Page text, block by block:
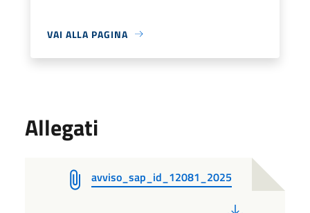
VAI ALLA PAGINA
Allegati
avviso_sap_id_12081_2025